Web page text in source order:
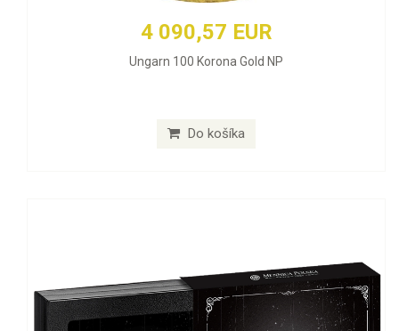
4 090,57 EUR
Ungarn 100 Korona Gold NP
Do košíka